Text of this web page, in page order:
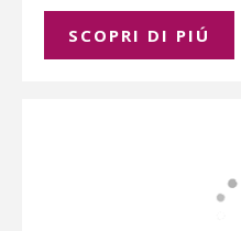
SCOPRI DI PIÚ